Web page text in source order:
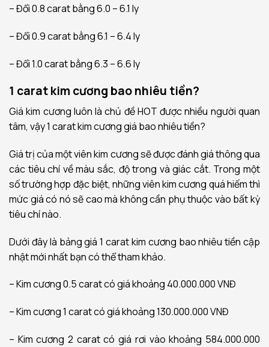
– Đổi 0.8 carat bằng 6.0 – 6.1 ly
– Đổi 0.9 carat bằng 6.1 – 6.4 ly
– Đổi 1.0 carat bằng 6.3 – 6.6 ly
1 carat kim cương bao nhiêu tiền?
Giá kim cương luôn là chủ đề HOT được nhiều người quan
tâm, vậy 1 carat kim cương giá bao nhiêu tiền?
Giá trị của một viên kim cương sẽ được đánh giá thông qua
các tiêu chí về màu sắc, độ trong và giác cắt. Trong một
số trường hợp đặc biệt, những viên kim cương quá hiếm thì
mức giá có nó sẽ cao mà không cần phụ thuộc vào bất kỳ
tiêu chí nào.
Dưới đây là bảng giá 1 carat kim cương bao nhiêu tiền cập
nhật mới nhất bạn có thể tham khảo.
– Kim cương 0.5 carat có giá khoảng 40.000.000 VNĐ
– Kim cương 1 carat có giá khoảng 130.000.000 VNĐ
– Kim cương 2 carat có giá rơi vào khoảng 584.000.000